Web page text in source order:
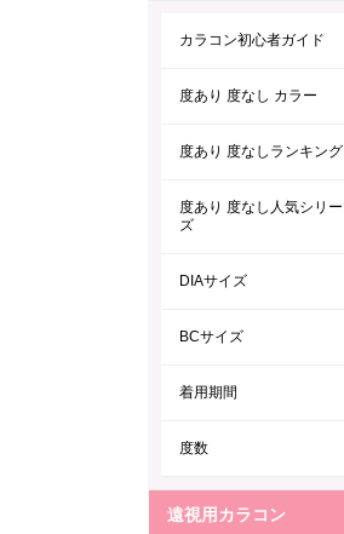
カラコン初心者ガイド
度あり 度なし カラー
度あり 度なしランキング
度あり 度なし人気シリー
ズ
DIAサイズ
BCサイズ
着用期間
度数
遠視用カラコン